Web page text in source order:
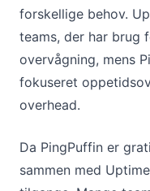
forskellige behov.
teams, der har brug
overvågning, mens
fokuseret
overhead.
Da PingPuffin er
sammen med